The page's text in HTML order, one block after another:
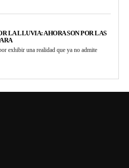
LA LLUVIA: AHORA SON POR LAS
exhibir una realidad que ya no admite